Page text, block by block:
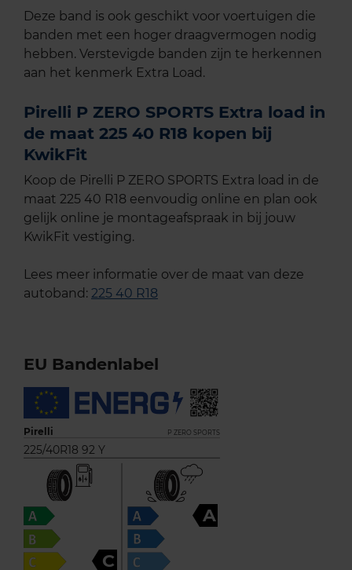
Deze band is ook geschikt voor voertuigen die
banden met een hoger draagvermogen nodig
hebben. Verstevigde banden zijn te herkennen
aan het kenmerk Extra Load.
Pirelli P ZERO SPORTS Extra load in
de maat 225 40 R18 kopen bij
KwikFit
Koop de Pirelli P ZERO SPORTS Extra load in de
maat 225 40 R18 eenvoudig online en plan ook
gelijk online je montageafspraak in bij jouw
KwikFit vestiging.
Lees meer informatie over de maat van deze
autoband: 225 40 R18
EU Bandenlabel
Pirelli P ZERO SPORTS
225/40R18 92 Y
C
A